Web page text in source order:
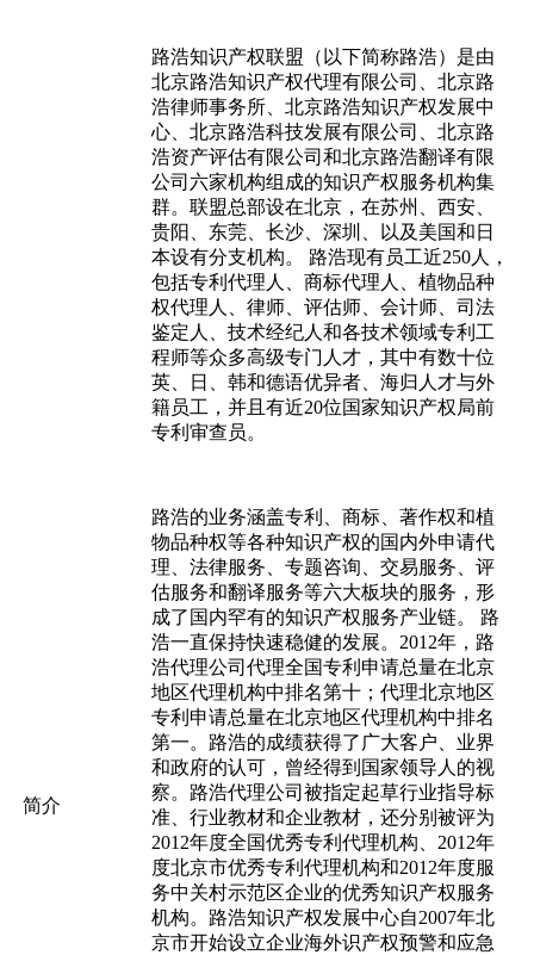
简介
路浩知识产权联盟（以下简称路浩）是由
北京路浩知识产权代理有限公司、北京路
浩律师事务所、北京路浩知识产权发展中
心、北京路浩科技发展有限公司、北京路
浩资产评估有限公司和北京路浩翻译有限
公司六家机构组成的知识产权服务机构集
群。联盟总部设在北京，在苏州、西安、
贵阳、东莞、长沙、深圳、以及美国和日
本设有分支机构。 路浩现有员工近250人，
包括专利代理人、商标代理人、植物品种
权代理人、律师、评估师、会计师、司法
鉴定人、技术经纪人和各技术领域专利工
程师等众多高级专门人才，其中有数十位
英、日、韩和德语优异者、海归人才与外
籍员工，并且有近20位国家知识产权局前
专利审查员。
路浩的业务涵盖专利、商标、著作权和植
物品种权等各种知识产权的国内外申请代
理、法律服务、专题咨询、交易服务、评
估服务和翻译服务等六大板块的服务，形
成了国内罕有的知识产权服务产业链。 路
浩一直保持快速稳健的发展。2012年，路
浩代理公司代理全国专利申请总量在北京
地区代理机构中排名第十；代理北京地区
专利申请总量在北京地区代理机构中排名
第一。路浩的成绩获得了广大客户、业界
和政府的认可，曾经得到国家领导人的视
察。路浩代理公司被指定起草行业指导标
准、行业教材和企业教材，还分别被评为
2012年度全国优秀专利代理机构、2012年
度北京市优秀专利代理机构和2012年度服
务中关村示范区企业的优秀知识产权服务
机构。路浩知识产权发展中心自2007年北
京市开始设立企业海外识产权预警和应急